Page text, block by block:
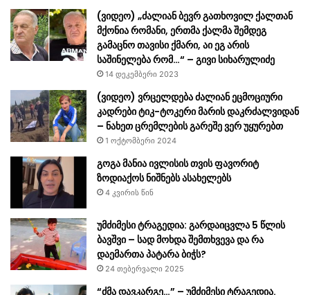
(ვიდეო) „ძალიან ბევრ გათხოვილ ქალთან
მქონია რომანი, ერთმა ქალმა შემდეგ
გამაცნო თავისი ქმარი, აი ეგ არის
საშინელება რომ…“ – გივი სიხარულიძე
14 დეკემბერი 2023
(ვიდეო) ვრცელდება ძალიან ეცმოციური
კადრები ტიკ-ტოკერი მარის დაკრძალვიდან
– ნახეთ ცრემლების გარეშე ვერ უყურებთ
1 ოქტომბერი 2024
გოგა მანია ივლისის თვის ფავორიტ
ზოდიაქოს ნიშნებს ასახელებს
4 კვირის წინ
უმძიმესი ტრაგედია: გარდაიცვლა 5 წლის
ბავშვი – სად მოხდა შემთხვევა და რა
დაემართა პატარა ბიჭს?
24 თებერვალი 2025
“ძმა დავკარგე…” – უმძიმესი ტრაგედია.